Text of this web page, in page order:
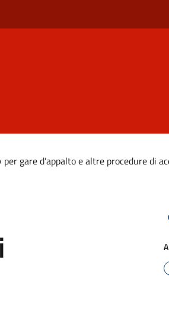
gare d’appalto e altre procedure di